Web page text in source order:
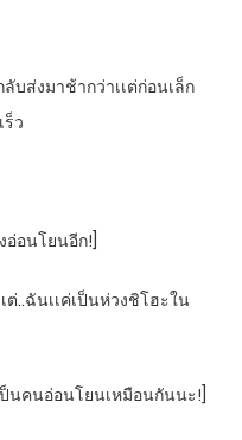
ส่งมาช้ากว่าเเต่ก่อนเล็ก
ว
อ่อนโยนอีก!]
ต่..ฉันเเค่เป็นห่วงชิโฮะใน
นคนอ่อนโยนเหมือนกันนะ!]